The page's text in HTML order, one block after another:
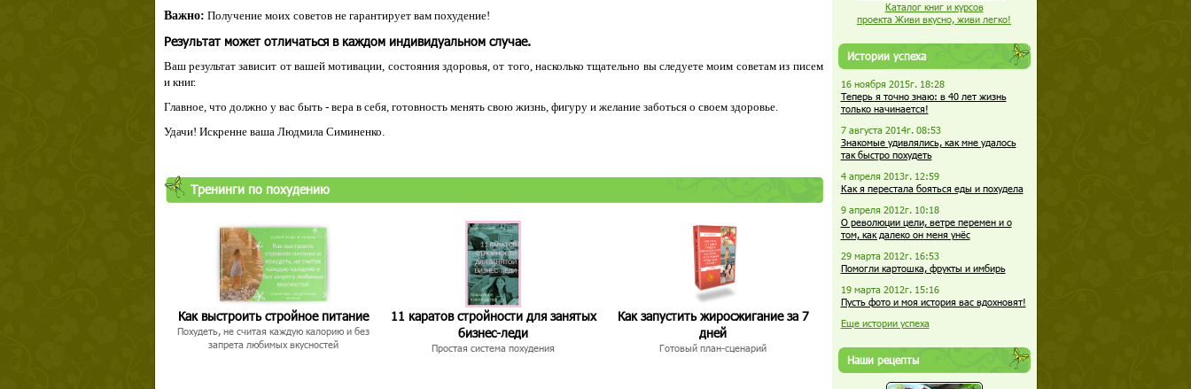
Важно: Получение моих советов не гарантирует вам похудение!
Результат может отличаться в каждом индивидуальном случае.
Ваш результат зависит от вашей мотивации, состояния здоровья, от того, насколько тщательно вы следуете моим советам из писем
и книг.
Главное, что должно у вас быть - вера в себя, готовность менять свою жизнь, фигуру и желание заботься о своем здоровье.
Удачи! Искренне ваша Людмила Симиненко.
Тренинги по похудению
Как выстроить стройное питание
Похудеть, не считая каждую калорию и без
запрета любимых вкусностей
11 каратов стройности для занятых
бизнес-леди
Простая система похудения
Как запустить жиросжигание за 7
дней
Готовый план-сценарий
Каталог книг и курсов
проекта Живи вкусно, живи легко!
Истории успеха
16 ноября 2015г. 18:28
Теперь я точно знаю: в 40 лет жизнь
только начинается!
7 августа 2014г. 08:53
Знакомые удивлялись, как мне удалось
так быстро похудеть
4 апреля 2013г. 12:59
Как я перестала бояться еды и похудела
9 апреля 2012г. 10:18
О революции цели, ветре перемен и о
том, как далеко он меня унёс
29 марта 2012г. 16:53
Помогли картошка, фрукты и имбирь
19 марта 2012г. 15:16
Пусть фото и моя история вас вдохновят!
Еще истории успеха
Наши рецепты